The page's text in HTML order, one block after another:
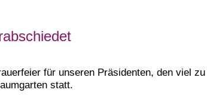
für unseren Präsidenten, den viel
statt.